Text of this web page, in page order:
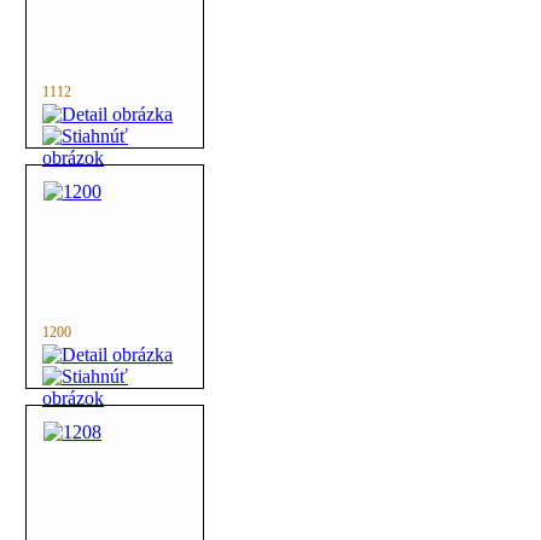
1112
1200